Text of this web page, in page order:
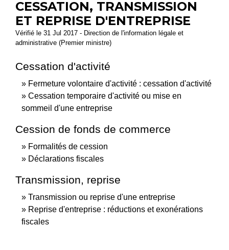
CESSATION, TRANSMISSION
ET REPRISE D'ENTREPRISE
Vérifié le 31 Jul 2017 - Direction de l'information légale et
administrative (Premier ministre)
Cessation d'activité
Fermeture volontaire d'activité : cessation d'activité
Cessation temporaire d'activité ou mise en
sommeil d'une entreprise
Cession de fonds de commerce
Formalités de cession
Déclarations fiscales
Transmission, reprise
Transmission ou reprise d'une entreprise
Reprise d'entreprise : réductions et exonérations
fiscales